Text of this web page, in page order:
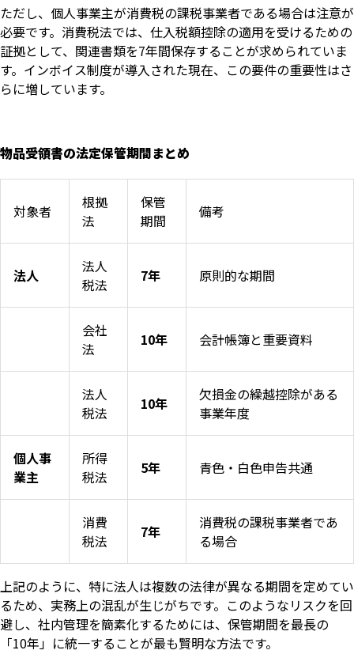
ただし、個人事業主が消費税の課税事業者である場合は注意が
必要です。消費税法では、仕入税額控除の適用を受けるための
証拠として、関連書類を7年間保存することが求められていま
す。インボイス制度が導入された現在、この要件の重要性はさ
らに増しています。
物品受領書の法定保管期間まとめ
対象者
根拠
法
保管
期間
備考
法人
法人
税法
7年 原則的な期間
会社
法
10年 会計帳簿と重要資料
法人
税法
10年
欠損金の繰越控除がある
事業年度
個人事
業主
所得
税法
5年 青色・白色申告共通
消費
税法
7年
消費税の課税事業者であ
る場合
上記のように、特に法人は複数の法律が異なる期間を定めてい
るため、実務上の混乱が生じがちです。このようなリスクを回
避し、社内管理を簡素化するためには、保管期間を最長の
「10年」に統一することが最も賢明な方法です。